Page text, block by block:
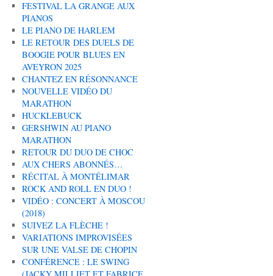
FESTIVAL LA GRANGE AUX
PIANOS
LE PIANO DE HARLEM
LE RETOUR DES DUELS DE
BOOGIE POUR BLUES EN
AVEYRON 2025
CHANTEZ EN RÉSONNANCE
NOUVELLE VIDÉO DU
MARATHON
HUCKLEBUCK
GERSHWIN AU PIANO
MARATHON
RETOUR DU DUO DE CHOC
AUX CHERS ABONNÉS…
RÉCITAL À MONTÉLIMAR
ROCK AND ROLL EN DUO !
VIDÉO : CONCERT À MOSCOU
(2018)
SUIVEZ LA FLÈCHE !
VARIATIONS IMPROVISÉES
SUR UNE VALSE DE CHOPIN
CONFÉRENCE : LE SWING